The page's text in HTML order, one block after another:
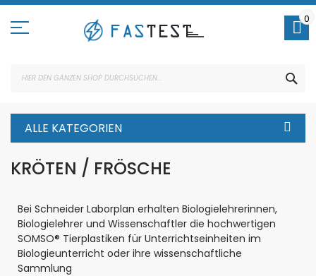
Direkt
Inhalt
0
ALLE KATEGORIEN
KRÖTEN / FRÖSCHE
Bei Schneider Laborplan erhalten Biologielehrerinnen,
Biologielehrer und Wissenschaftler die hochwertigen
SOMSO® Tierplastiken für Unterrichtseinheiten im
Biologieunterricht oder ihre wissenschaftliche
Sammlung